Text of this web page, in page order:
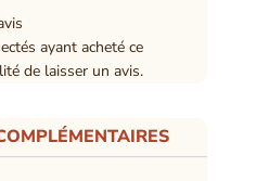
ayant acheté ce
de laisser un avis.